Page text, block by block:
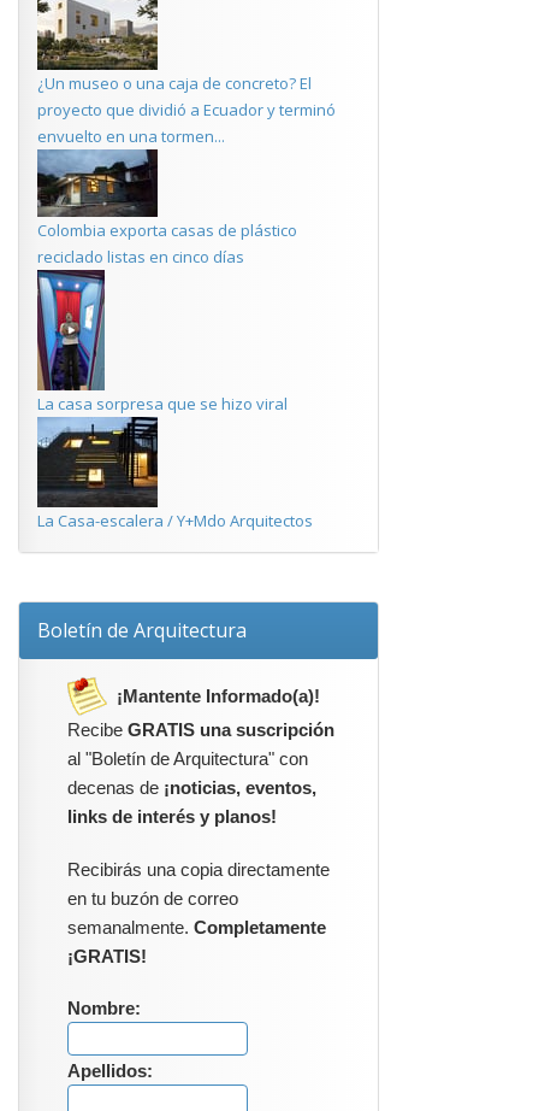
¿Un museo o una caja de concreto? El
proyecto que dividió a Ecuador y terminó
envuelto en una tormen...
Colombia exporta casas de plástico
reciclado listas en cinco días
La casa sorpresa que se hizo viral
La Casa-escalera / Y+Mdo Arquitectos
Boletín de Arquitectura
¡Mantente Informado(a)!
Recibe GRATIS una suscripción
al "Boletín de Arquitectura" con
decenas de ¡noticias, eventos,
links de interés y planos!
Recibirás una copia directamente
en tu buzón de correo
semanalmente. Completamente
¡GRATIS!
Nombre:
Apellidos: